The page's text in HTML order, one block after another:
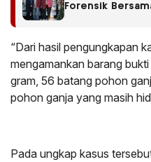
Forensik
“Dari hasil pengungkapan
mengamankan barang
gram, 56 batang pohon
pohon ganja yang masih
Pada ungkap kasus